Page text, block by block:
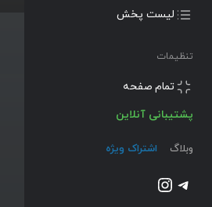
لیست پخش
تنظیمات
تمام صفحه
پشتیبانی آنلاین
وبلاگ اشتراک ویژه
تلگراماینستاگرم